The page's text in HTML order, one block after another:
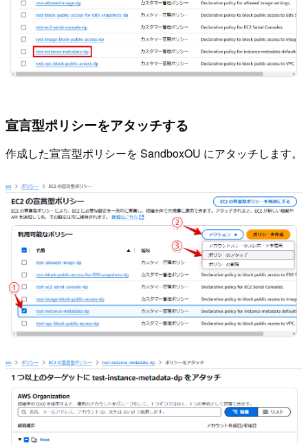
宣言型ポリシーをアタッチする
作成した宣言型ポリシーを SandboxOU にアタッチします。